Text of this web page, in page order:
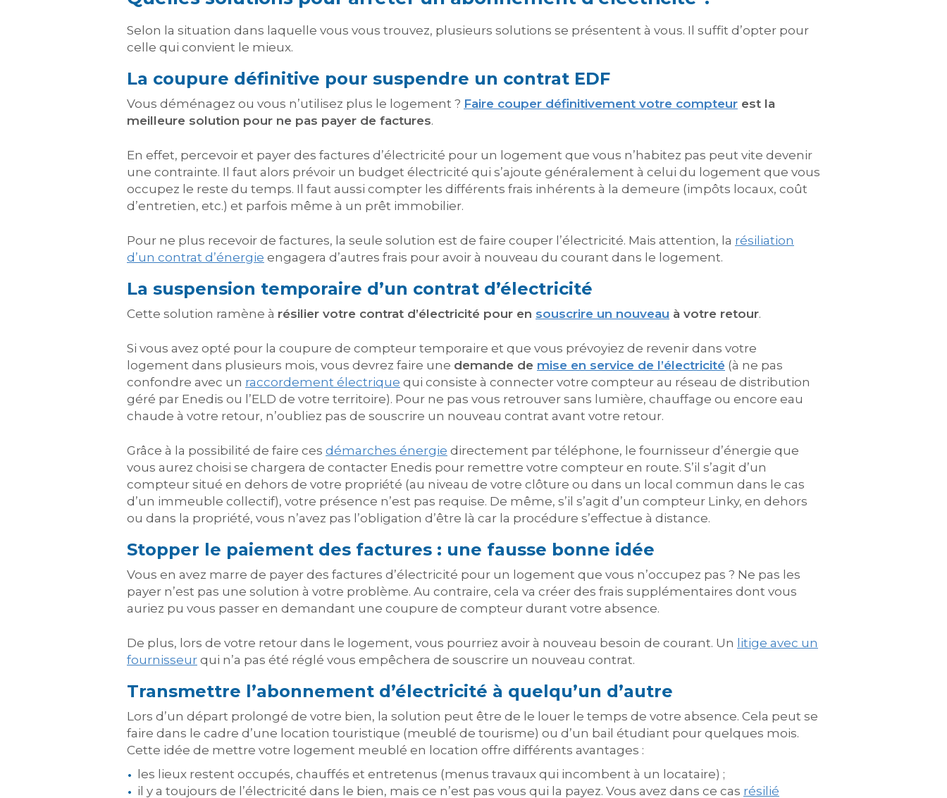
Selon la situation dans laquelle vous vous trouvez, plusieurs solutions se présentent à vous. Il suffit d’opter pour
celle qui convient le mieux.
La coupure définitive pour suspendre un contrat EDF
Vous déménagez ou vous n’utilisez plus le logement ? Faire couper définitivement votre compteur est la
meilleure solution pour ne pas payer de factures.
En effet, percevoir et payer des factures d’électricité pour un logement que vous n’habitez pas peut vite devenir
une contrainte. Il faut alors prévoir un budget électricité qui s’ajoute généralement à celui du logement que vous
occupez le reste du temps. Il faut aussi compter les différents frais inhérents à la demeure (impôts locaux, coût
d’entretien, etc.) et parfois même à un prêt immobilier.
Pour ne plus recevoir de factures, la seule solution est de faire couper l’électricité. Mais attention, la résiliation
d’un contrat d’énergie engagera d’autres frais pour avoir à nouveau du courant dans le logement.
La suspension temporaire d’un contrat d’électricité
Cette solution ramène à résilier votre contrat d’électricité pour en souscrire un nouveau à votre retour.
Si vous avez opté pour la coupure de compteur temporaire et que vous prévoyiez de revenir dans votre
logement dans plusieurs mois, vous devrez faire une demande de mise en service de l’électricité (à ne pas
confondre avec un raccordement électrique qui consiste à connecter votre compteur au réseau de distribution
géré par Enedis ou l’ELD de votre territoire). Pour ne pas vous retrouver sans lumière, chauffage ou encore eau
chaude à votre retour, n’oubliez pas de souscrire un nouveau contrat avant votre retour.
Grâce à la possibilité de faire ces démarches énergie directement par téléphone, le fournisseur d’énergie que
vous aurez choisi se chargera de contacter Enedis pour remettre votre compteur en route. S’il s’agit d’un
compteur situé en dehors de votre propriété (au niveau de votre clôture ou dans un local commun dans le cas
d’un immeuble collectif), votre présence n’est pas requise. De même, s’il s’agit d’un compteur Linky, en dehors
ou dans la propriété, vous n’avez pas l’obligation d’être là car la procédure s’effectue à distance.
Stopper le paiement des factures : une fausse bonne idée
Vous en avez marre de payer des factures d’électricité pour un logement que vous n’occupez pas ? Ne pas les
payer n’est pas une solution à votre problème. Au contraire, cela va créer des frais supplémentaires dont vous
auriez pu vous passer en demandant une coupure de compteur durant votre absence.
De plus, lors de votre retour dans le logement, vous pourriez avoir à nouveau besoin de courant. Un litige avec un
fournisseur qui n’a pas été réglé vous empêchera de souscrire un nouveau contrat.
Transmettre l’abonnement d’électricité à quelqu’un d’autre
Lors d’un départ prolongé de votre bien, la solution peut être de le louer le temps de votre absence. Cela peut se
faire dans le cadre d’une location touristique (meublé de tourisme) ou d’un bail étudiant pour quelques mois.
Cette idée de mettre votre logement meublé en location offre différents avantages :
les lieux restent occupés, chauffés et entretenus (menus travaux qui incombent à un locataire) ;
il y a toujours de l’électricité dans le bien, mais ce n’est pas vous qui la payez. Vous avez dans ce cas résilié